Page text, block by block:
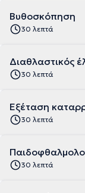
Βυθοσκόπηση
30 λεπτά
Διαθλαστικός
30 λεπτά
Εξέταση
30 λεπτά
30 λεπτά